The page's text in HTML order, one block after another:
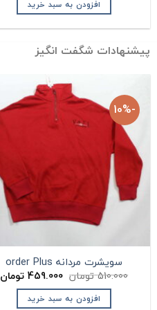
افزودن به سبد خرید
پیشنهادات شگفت انگیز
-10%
سویشرت مردانه order Plus
510.000 تومان قیمت
اصلی:
510.000 تومان
بود.
459.000 تومان
افزودن به سبد خرید